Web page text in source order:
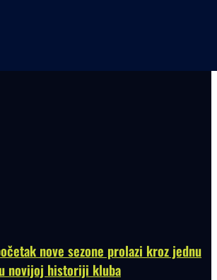
nove sezone prolazi kroz jednu
novijoj historiji kluba